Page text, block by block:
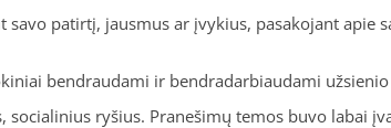
patirtį, jausmus ar įvykius, pasakojant apie
bendraudami ir bendradarbiaudami
ryšius. Pranešimų temos buvo labai